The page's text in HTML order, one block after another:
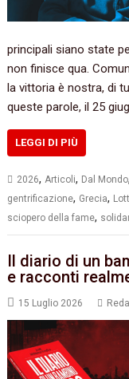
principali siano state
non finisce qua.
la vittoria è nostra, di
queste parole, il 25
LEGGI DI PIÙ
2026,Articoli, Dal Mondo,
gentrificazione, Grecia,
sciopero della fame,
Il diario di un
e racconti
15 Luglio 2026